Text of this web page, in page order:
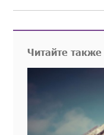
Читайте также